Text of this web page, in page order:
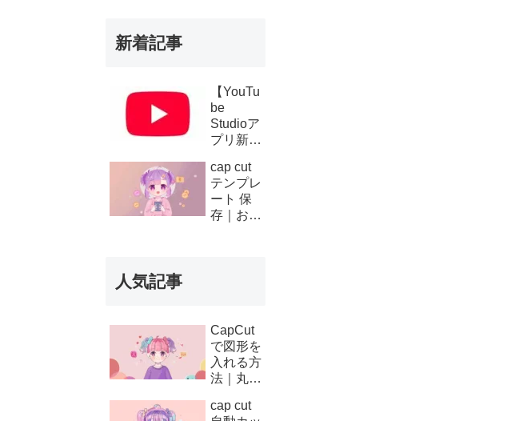
新着記事
【YouTu
be
Studioア
プリ新機
チャンネ
ルの収
益・支払
い履歴が
cap cut
テンプレ
ート 保
存｜お気
人気記事
CapCut
で図形を
入れる方
法｜丸・
角の使い
cap cut